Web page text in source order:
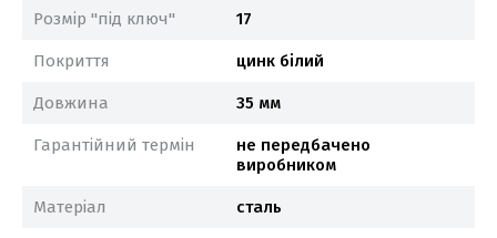
Розмір "під ключ" 17
Покриття цинк білий
Довжина 35 мм
Гарантійний термін
не передбачено
виробником
Матеріал сталь